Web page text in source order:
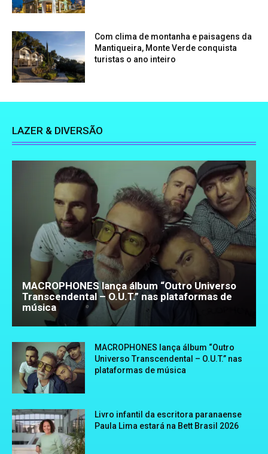
Com clima de montanha e paisagens da
Mantiqueira, Monte Verde conquista
turistas o ano inteiro
LAZER & DIVERSÃO
MACROPHONES lança álbum “Outro Universo
Transcendental – O.U.T.” nas plataformas de
música
MACROPHONES lança álbum “Outro
Universo Transcendental – O.U.T.” nas
plataformas de música
Livro infantil da escritora paranaense
Paula Lima estará na Bett Brasil 2026